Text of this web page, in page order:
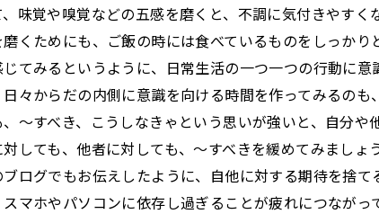
味覚や嗅覚などの五感を磨くと、不調に気付きやすく
磨くためにも、ご飯の時には食べているものをしっか
じてみるというように、日常生活の一つ一つの行動に意
日々からだの内側に意識を向ける時間を作ってみるのも
～すべき、こうしなきゃという思いが強いと、自分や
しても、他者に対しても、～すべきを緩めてみましょう
ログでもお伝えしたように、自他に対する期待を捨て
スマホやパソコンに依存し過ぎることが疲れにつながっ